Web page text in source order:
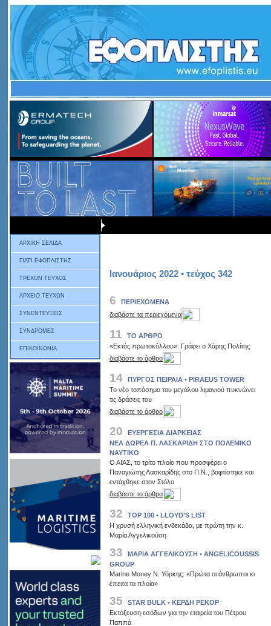
ΑΡΧΙΚΗ ΣΕΛΙΔΑ
ΓΙΑΤΙ ΕΦΟΠΛΙΣΤΗΣ
ΤΡΕΧΟΝ ΤΕΥΧΟΣ
ΑΡΧΕΙΟ ΤΕΥΧΩΝ
ΣΥΝΕΝΤΕΥΞΕΙΣ
ΣΥΝΔΡΟΜΕΣ
ΕΠΙΚΟΙΝΩΝΙΑ
Ιανουάριος 2022 • τεύχος 342
6
ΠΕΡΙΕΧΟΜΕΝΑ
διαβάστε τα περιεχόμενα
11
ΤΟ ΑΡΘΡΟ
«Εκτός πρωτοκόλλου». Γράφει ο Χάρης Πολίτης
διαβάστε το άρθρο
14
ΠΥΡΓΟΣ ΠΕΙΡΑΙΑ • PIRAEUS TOWER
Το νέο τοπόσημο του μεγάλου λιμανιού πυκνώνει
τις δράσεις του
διαβάστε το άρθρο
20
ΕΥΕΡΓΕΣΙΑ ΔΙΑΡΚΕΙΑΣ
ΝΕΑ ΔΩΡΕΑ Π. ΛΑΣΚΑΡΙΔΗ ΣΤΟ ΠΟΛΕΜΙΚΟ
ΝΑΥΤΙΚΟ
Ο ΑΙΑΣ, το τρίτο πλοίο που προσφέρει ο
Παναγιώτης Λασκαρίδης στο Π.Ν., βαφτίστηκε και
εντάχθηκε στον Στόλο
διαβάστε το άρθρο
32
TOP 100 • LLOYD’S LIST
Η χρυσή ελληνική ενδεκάδα, με πρώτη την κ.
Μαρία Αγγελικούση
33
ΜΑΡΙΑ ΑΓΓΕΛΙΚΟΥΣΗ • ANGELICOUSSIS
GROUP
Marine Money Ν. Υόρκης: «Πρώτα οι άνθρωποι κι
έπειτα τα πλοία»
35
STAR BULK • ΚΕΡΔΗ ΡΕΚΟΡ
Εκτόξευση εσόδων για την εταιρεία του Πέτρου
Παππά